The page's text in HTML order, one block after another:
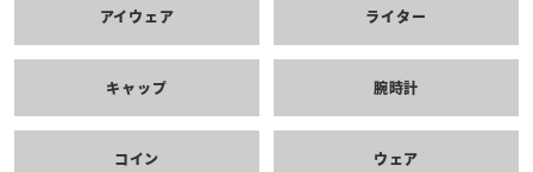
アイウェア ライター
キャップ 腕時計
コイン ウェア